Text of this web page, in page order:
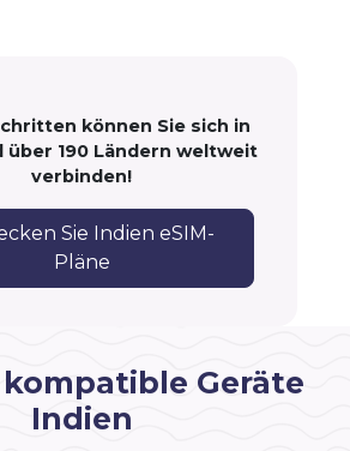
können Sie sich in
über 190 Ländern weltweit
verbinden!
Sie Indien eSIM-
Pläne
kompatible Geräte
Indien